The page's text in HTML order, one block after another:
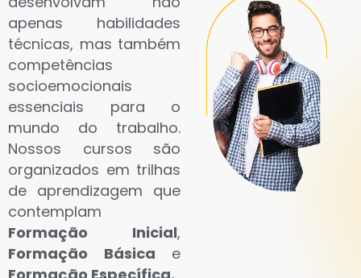
apenas habilidades
técnicas, mas também
competências
socioemocionais
essenciais para o
mundo do trabalho.
Nossos cursos são
organizados em trilhas
de aprendizagem que
contemplam
Formação Inicial,
Formação Básica e